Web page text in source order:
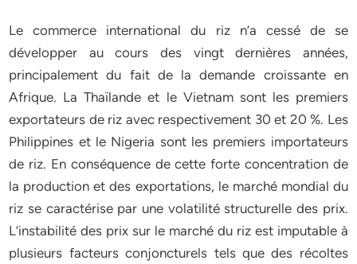
Le commerce international du riz n’a cessé de se
développer au cours des vingt dernières années,
principalement du fait de la demande croissante en
Afrique. La Thaïlande et le Vietnam sont les premiers
exportateurs de riz avec respectivement 30 et 20 %. Les
Philippines et le Nigeria sont les premiers importateurs
de riz. En conséquence de cette forte concentration de
la production et des exportations, le marché mondial du
riz se caractérise par une volatilité structurelle des prix.
L’instabilité des prix sur le marché du riz est imputable à
plusieurs facteurs conjoncturels tels que des récoltes